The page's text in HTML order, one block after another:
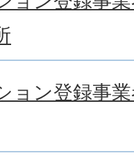
ョン登録事